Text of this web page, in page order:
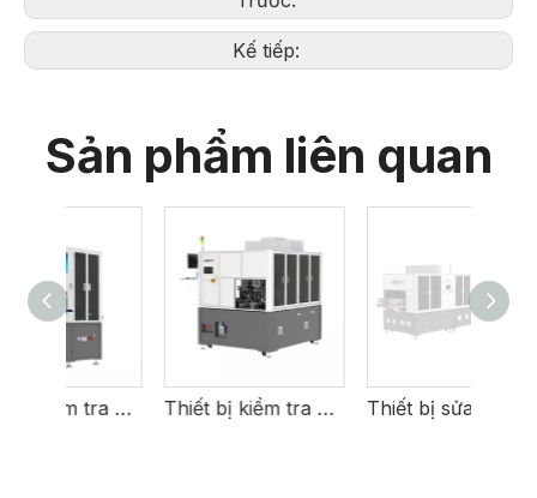
Kế tiếp:
Sản phẩm liên quan
Thiết bị kiểm tra khuyết tật mỹ phẩm DBC Thiết bị sửa chữa phim tự động AMB/DBC